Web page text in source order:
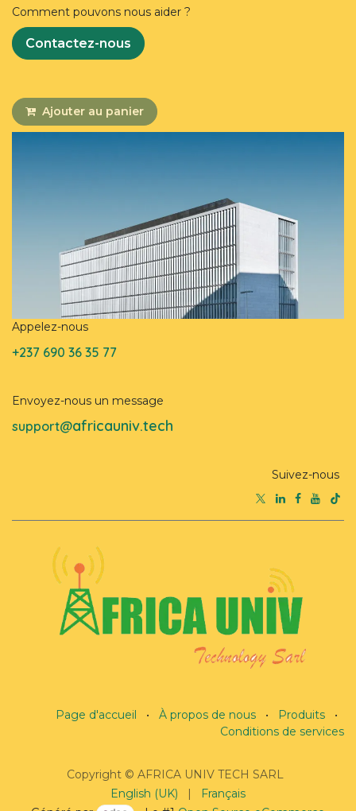
Comment pouvons nous aider ?
Contactez-nous
Ajouter au panier
Appelez-nous
+237 690 36 35 77
Envoyez-nous un message
support@africauniv.tech
Suivez-nous
Page d'accueil • À propos de nous • Produits
•
Conditions de services
Copyright © AFRICA UNIV TECH SARL
English (UK)
|
Français